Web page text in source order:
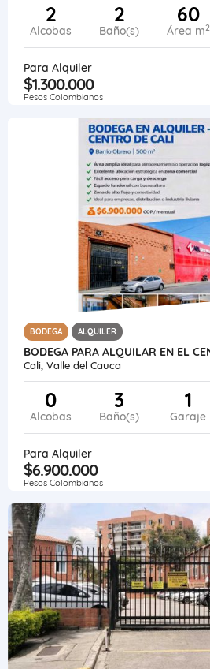
2
Alcobas
2
Baño(s)
60
Área m2
Para Alquiler
$1.300.000
Pesos Colombianos
BODEGA ALQUILER
Cali, Valle del Cauca
0
Alcobas
3
Baño(s)
1
Garaje
Para Alquiler
$6.900.000
Pesos Colombianos